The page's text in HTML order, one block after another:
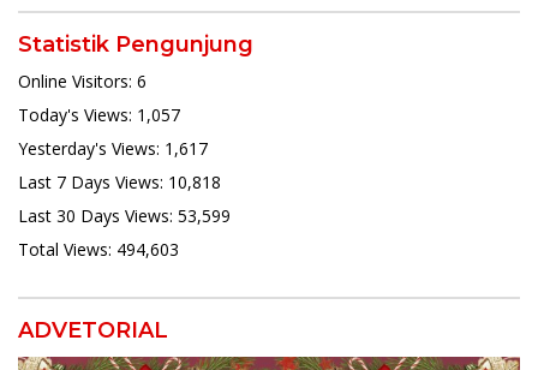
Statistik Pengunjung
Online Visitors: 6
Today's Views: 1,057
Yesterday's Views: 1,617
Last 7 Days Views: 10,818
Last 30 Days Views: 53,599
Total Views: 494,603
ADVETORIAL